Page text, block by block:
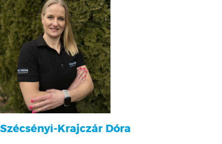
Szécsényi-Krajczár Dóra